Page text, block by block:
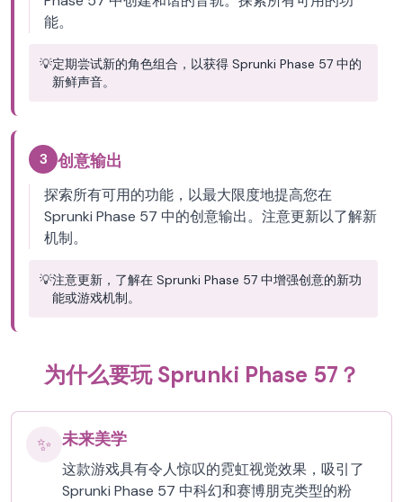
能。
💡定期尝试新的角色组合，以获得 Sprunki Phase 57 中的
新鲜声音。
3 创意输出
探索所有可用的功能，以最大限度地提高您在
Sprunki Phase 57 中的创意输出。注意更新以了解新
机制。
💡注意更新，了解在 Sprunki Phase 57 中增强创意的新功
能或游戏机制。
为什么要玩 Sprunki Phase 57？
✨ 未来美学
这款游戏具有令人惊叹的霓虹视觉效果，吸引了
Sprunki Phase 57 中科幻和赛博朋克类型的粉